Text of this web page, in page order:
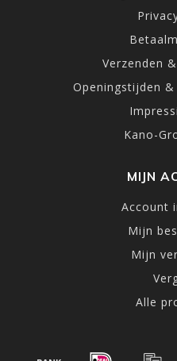
Verzenden
Openingstijden
Kano-
MIJN
Account
Mijn
Mijn
Alle